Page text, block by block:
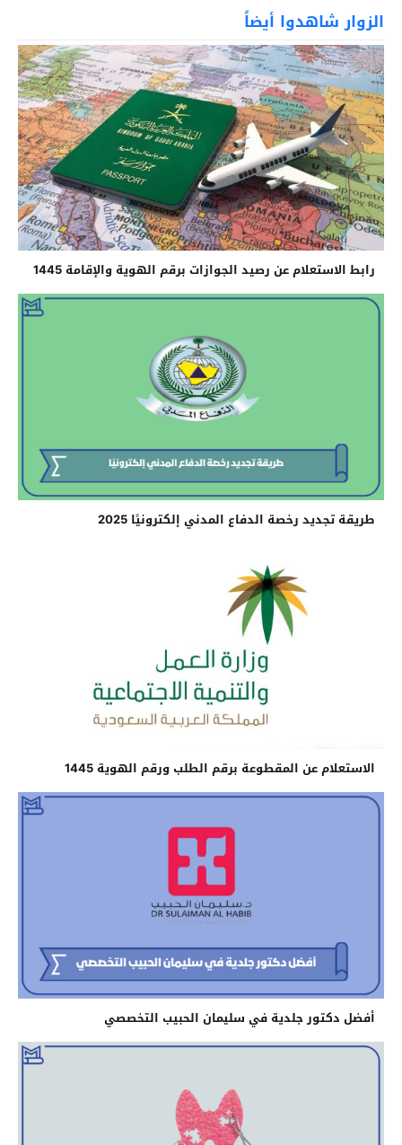
الزوار شاهدوا أيضاً
رابط الاستعلام عن رصيد الجوازات برقم الهوية والإقامة 1445
طريقة تجديد رخصة الدفاع المدني إلكترونيًا 2025
الاستعلام عن المقطوعة برقم الطلب ورقم الهوية 1445
أفضل دكتور جلدية في سليمان الحبيب التخصصي